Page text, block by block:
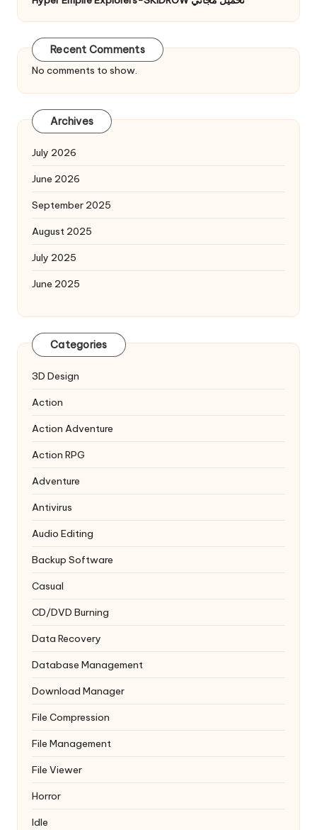
Recent Comments
No comments to show.
Archives
July 2026
June 2026
September 2025
August 2025
July 2025
June 2025
Categories
3D Design
Action
Action Adventure
Action RPG
Adventure
Antivirus
Audio Editing
Backup Software
Casual
CD/DVD Burning
Data Recovery
Database Management
Download Manager
File Compression
File Management
File Viewer
Horror
Idle